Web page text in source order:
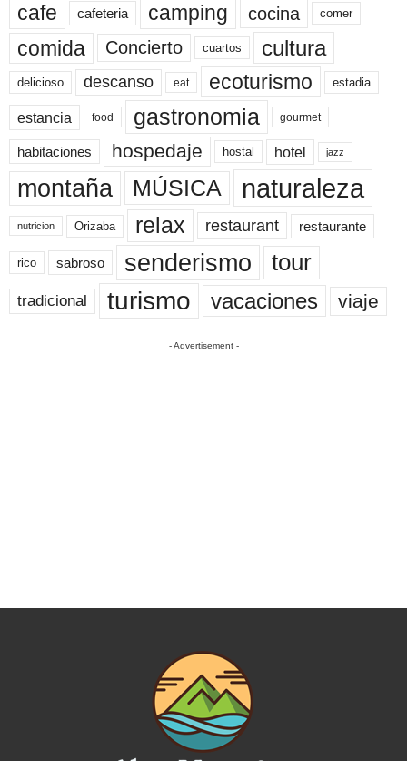
cafe
cafeteria camping cocina comer
comida Concierto cuartos cultura
delicioso descanso eat ecoturismo estadia
estancia food gastronomia gourmet
habitaciones hospedaje hostal hotel jazz
montaña MÚSICA naturaleza
nutricion Orizaba relax restaurant restaurante
rico sabroso senderismo tour
tradicional turismo vacaciones viaje
- Advertisement -